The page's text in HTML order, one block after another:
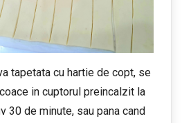
tapetata cu hartie de copt, se
in cuptorul preincalzit la
30 de minute, sau pana cand